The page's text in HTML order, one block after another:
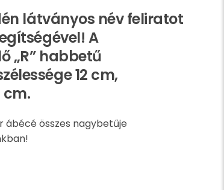
látványos név feliratot
A
„R” habbetű
12 cm,
összes nagybetűje